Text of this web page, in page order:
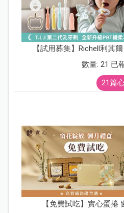
【試用募集】Richell利其
數量: 21 已
21篇
【免費試吃】實心蛋捲